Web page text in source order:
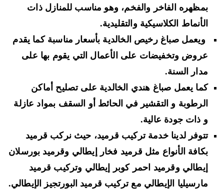
بمظهره الفاخر والفخم، وهو مناسب للمنازل ذات
الأنماط الكلاسيكية والتقليدية.
ويعمل صباغ رخيص الخالدية بأسعار مناسبة كما يقدم
عروض وتخفيضات على الأعمال التي يقوم بها على
مدار السنة.
كما يعمل صباغ هندي الخالدية على تصليح أماكن
الرطوبة و التقشير في الحائط أو السقف بمواد عازلة
و ذات جودة عالية.
تتوفر لدينا خدمة تركيب قرميد، حيث نركب قرميد
بكافة الأنواع مثل قرميد فخار إيطالي وقرميد بورسلان
إيطالي وقرميد احمر كوبر إيطالي وتركيب قرميد
مارسيليا الإيطالي مع تركيب قرميد البورتجيز الإيطالي.